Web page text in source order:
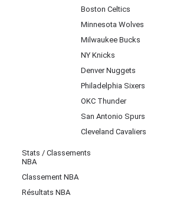
Boston Celtics
Minnesota Wolves
Milwaukee Bucks
NY Knicks
Denver Nuggets
Philadelphia Sixers
OKC Thunder
San Antonio Spurs
Cleveland Cavaliers
Stats / Classements
NBA
Classement NBA
Résultats NBA